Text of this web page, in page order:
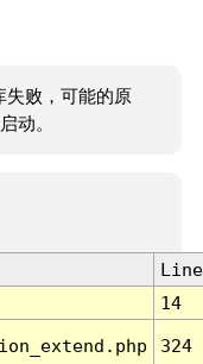
失败，可能的原
动。
Line
14
324